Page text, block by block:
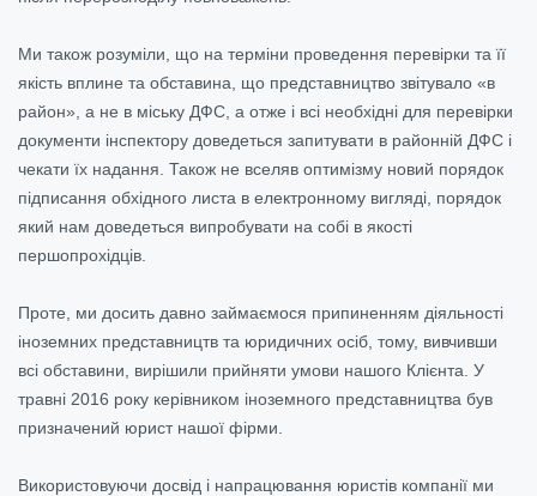
Ми також розуміли, що на терміни проведення перевірки та її
якість вплине та обставина, що представництво звітувало «в
район», а не в міську ДФС, а отже і всі необхідні для перевірки
документи інспектору доведеться запитувати в районній ДФС і
чекати їх надання. Також не вселяв оптимізму новий порядок
підписання обхідного листа в електронному вигляді, порядок
який нам доведеться випробувати на собі в якості
першопрохідців.
Проте, ми досить давно займаємося припиненням діяльності
іноземних представництв та юридичних осіб, тому, вивчивши
всі обставини, вирішили прийняти умови нашого Клієнта. У
травні 2016 року керівником іноземного представництва був
призначений юрист нашої фірми.
Використовуючи досвід і напрацювання юристів компанії ми